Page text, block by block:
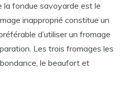
la fondue savoyarde est le
inapproprié constitue un
d’utiliser un fromage
Les trois fromages les
le beaufort et